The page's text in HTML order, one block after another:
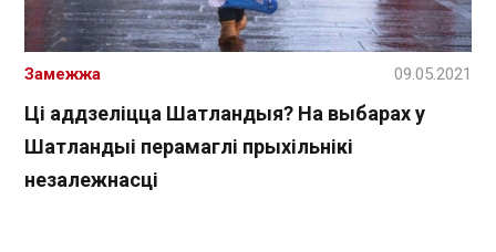
Ці аддзеліцца Шатландыя? На выбарах у
Шатландыі перамаглі прыхільнікі
незалежнасці
Замежжа 09.05.2021